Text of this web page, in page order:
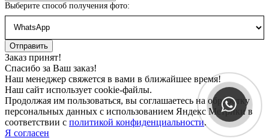
Выберите способ получения фото:
Заказ принят!
Спасибо за Ваш заказ!
Наш менеджер свяжется в вами в ближайшее время!
Наш сайт использует cookie-файлы.
Продолжая им пользоваться, вы соглашаетесь на обработку
персональных данных с использованием Яндекс Метрики в
соответствии с политикой конфиденциальности.
Я согласен